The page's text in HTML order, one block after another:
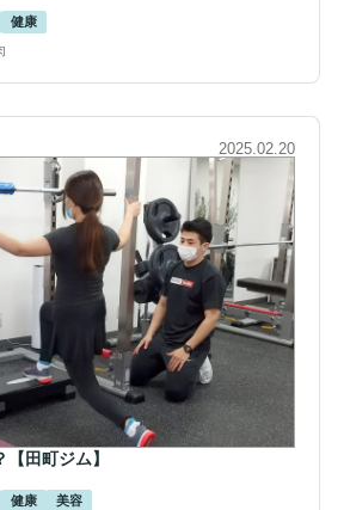
健康
2025.02.20
田町ジム】
健康 美容